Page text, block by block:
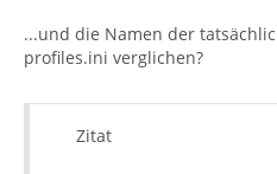
...und die Namen der
profiles.ini verglichen?
Zitat